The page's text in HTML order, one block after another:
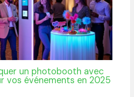
un photobooth avec
vos événements en 2025